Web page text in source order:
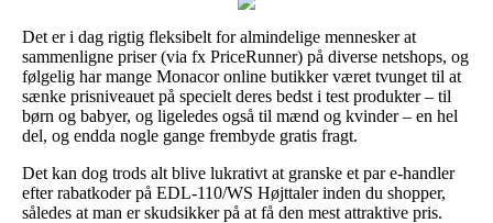
Det er i dag rigtig fleksibelt for almindelige mennesker at
sammenligne priser (via fx PriceRunner) på diverse netshops, og
følgelig har mange Monacor online butikker været tvunget til at
sænke prisniveauet på specielt deres bedst i test produkter – til
børn og babyer, og ligeledes også til mænd og kvinder – en hel
del, og endda nogle gange frembyde gratis fragt.
Det kan dog trods alt blive lukrativt at granske et par e-handler
efter rabatkoder på EDL-110/WS Højttaler inden du shopper,
således at man er skudsikker på at få den mest attraktive pris.